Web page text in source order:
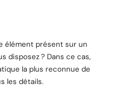
élément présent sur un
disposez ? Dans ce cas,
la plus reconnue de
les détails.